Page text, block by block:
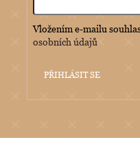
Vložením e-mailu
osobních údajů
PŘIHLÁSIT SE